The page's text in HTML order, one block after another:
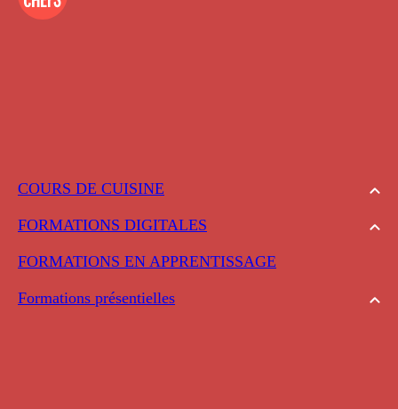
COURS DE CUISINE
FORMATIONS DIGITALES
FORMATIONS EN APPRENTISSAGE
Formations présentielles